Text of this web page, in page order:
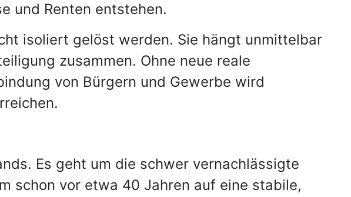
und Renten entstehen.
isoliert gelöst werden. Sie hängt unmittelbar
zusammen. Ohne neue reale
von Bürgern und Gewerbe wird
Es geht um die schwer vernachlässigte
schon vor etwa 40 Jahren auf eine stabile,